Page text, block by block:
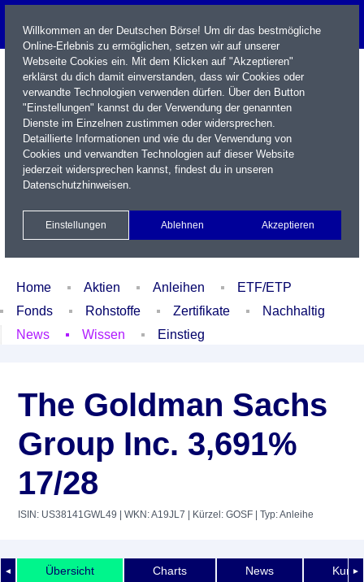
Name / WKN / ISIN / Kürzel
Xetra Realtime
Watchlist Portfolio Login
Home Aktien Anleihen
ETF/ETP
Fonds
Rohstoffe Zertifikate
Nachhaltig
News
Wissen Einstieg
The Goldman Sachs
Group Inc. 3,691%
17/28
ISIN: US38141GWL49 | WKN: A19JL7 | Kürzel: GOSF | Typ: Anleihe
◄ ►
Übersicht Charts News
Willkommen an der Deutschen Börse! Um dir das bestmögliche
Online-Erlebnis zu ermöglichen, setzen wir auf unserer
Webseite Cookies ein. Mit dem Klicken auf "Akzeptieren"
erklärst du dich damit einverstanden, dass wir Cookies oder
verwandte Technologien verwenden dürfen. Über den Button
"Einstellungen" kannst du der Verwendung der genannten
Dienste im Einzelnen zustimmen oder widersprechen.
Detaillierte Informationen und wie du der Verwendung von
Cookies und verwandten Technologien auf dieser Website
jederzeit widersprechen kannst, findest du in unseren
Datenschutzhinweisen.
Einstellungen Ablehnen Akzeptieren